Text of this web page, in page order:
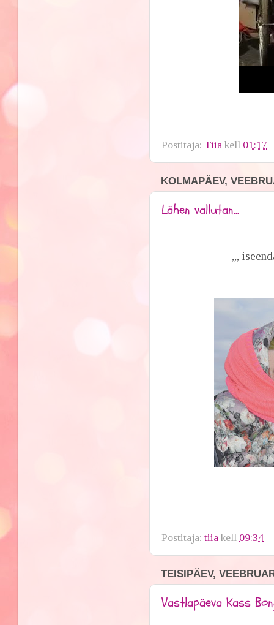
Postitaja: Tiia kell 01:17
KOLMAPÄEV,
Lähen vallutan...
,,,
Postitaja:tiia kell 09:34
TEISIPÄEV,
Vastlapäeva Kass